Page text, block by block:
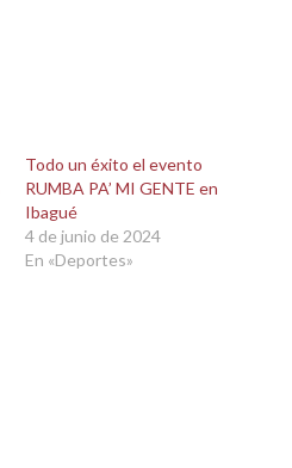
Todo un éxito el evento
RUMBA PA’ MI GENTE en
Ibagué
4 de junio de 2024
En «Deportes»